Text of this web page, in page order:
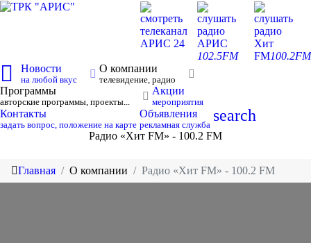
смотреть
телеканал
АРИС 24
слушать
радио
АРИС
102.5FM
слушать
радио
Хит
FM100.2FM
Новости
на любой вкус
О компании
телевидение, радио
Программы
авторские программы, проекты...
Акции
мероприятия
Контакты
задать вопрос, положение на карте
Объявления
рекламная служба
search
Радио «Хит FM» - 100.2 FM
Главная О компании Радио «Хит FM» - 100.2 FM